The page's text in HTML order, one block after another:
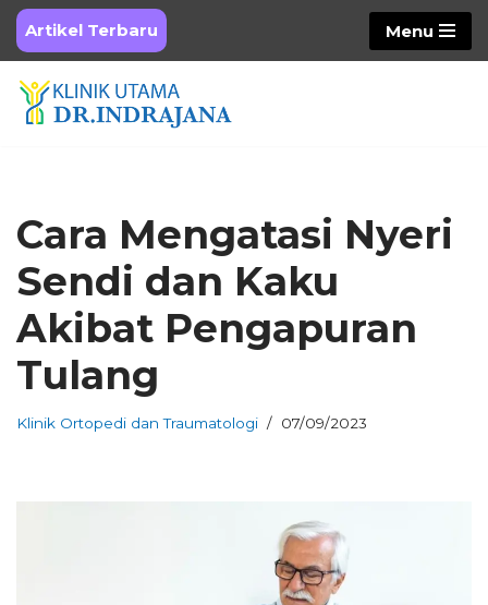
Skip
to
content
Artikel Terbaru Menu
Cara Mengatasi Nyeri
Sendi dan Kaku
Akibat Pengapuran
Tulang
Klinik Ortopedi dan Traumatologi 07/09/2023